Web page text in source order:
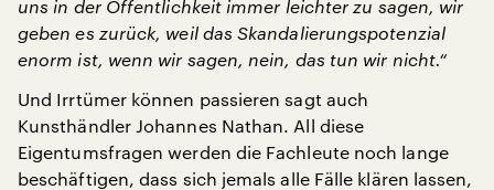
uns in der Öffentlichkeit immer leichter zu sagen, wir
geben es zurück, weil das Skandalierungspotenzial
enorm ist, wenn wir sagen, nein, das tun wir nicht.“
Und Irrtümer können passieren sagt auch
Kunsthändler Johannes Nathan. All diese
Eigentumsfragen werden die Fachleute noch lange
beschäftigen, dass sich jemals alle Fälle klären lassen,